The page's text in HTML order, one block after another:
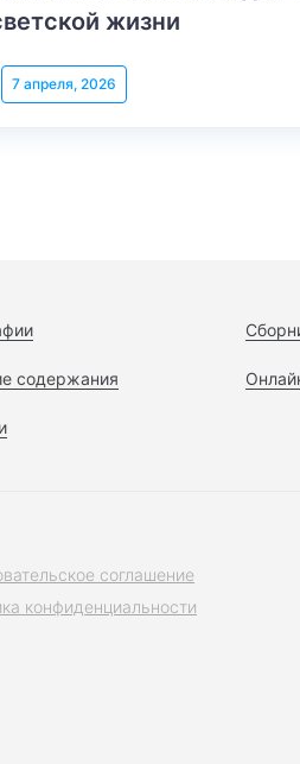
жизни
7 апреля, 2026
содержания
соглашение
конфиденциальности